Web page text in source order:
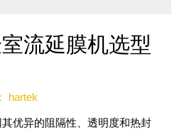
流延膜机选型
hartek
优异的阻隔性、透明度和热封